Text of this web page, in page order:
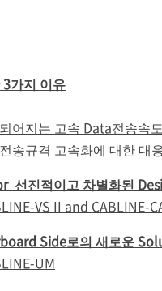
가지 이유
어지는 고속 Data전송속
송규격 고속화에 대한 대
선진적이고 차별화된
VS II and CABLINE-
Side로의 새로운
UM